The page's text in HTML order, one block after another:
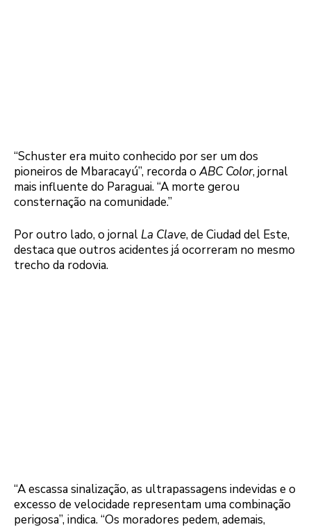
“Schuster era muito conhecido por ser um dos
pioneiros de Mbaracayú”, recorda oABC Color, jornal
mais influente do Paraguai. “A morte gerou
consternação na comunidade.”
Por outro lado, o jornalLa Clave, de Ciudad del Este,
destaca que outros acidentes já ocorreram no mesmo
trecho da rodovia.
“A escassa sinalização, as ultrapassagens indevidas e o
excesso de velocidade representam uma combinação
perigosa”, indica. “Os moradores pedem, ademais,